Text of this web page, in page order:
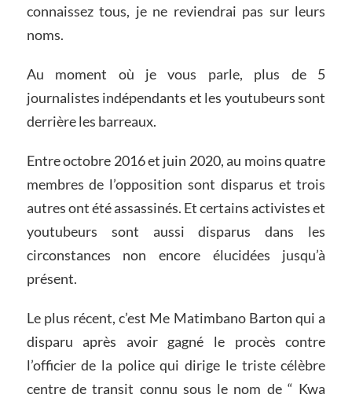
connaissez tous, je ne reviendrai pas sur leurs
noms.
Au moment où je vous parle, plus de 5
journalistes indépendants et les youtubeurs sont
derrière les barreaux.
Entre octobre 2016 et juin 2020, au moins quatre
membres de l’opposition sont disparus et trois
autres ont été assassinés. Et certains activistes et
youtubeurs sont aussi disparus dans les
circonstances non encore élucidées jusqu’à
présent.
Le plus récent, c’est Me Matimbano Barton qui a
disparu après avoir gagné le procès contre
l’officier de la police qui dirige le triste célèbre
centre de transit connu sous le nom de “ Kwa